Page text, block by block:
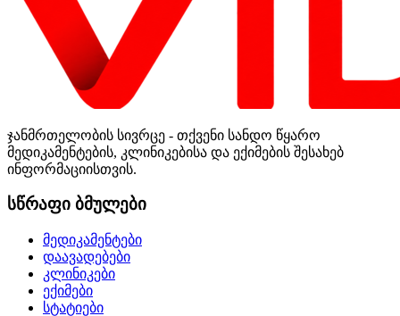
ჯანმრთელობის სივრცე - თქვენი სანდო წყარო
მედიკამენტების, კლინიკებისა და ექიმების შესახებ
ინფორმაციისთვის.
სწრაფი ბმულები
მედიკამენტები
დაავადებები
კლინიკები
ექიმები
სტატიები